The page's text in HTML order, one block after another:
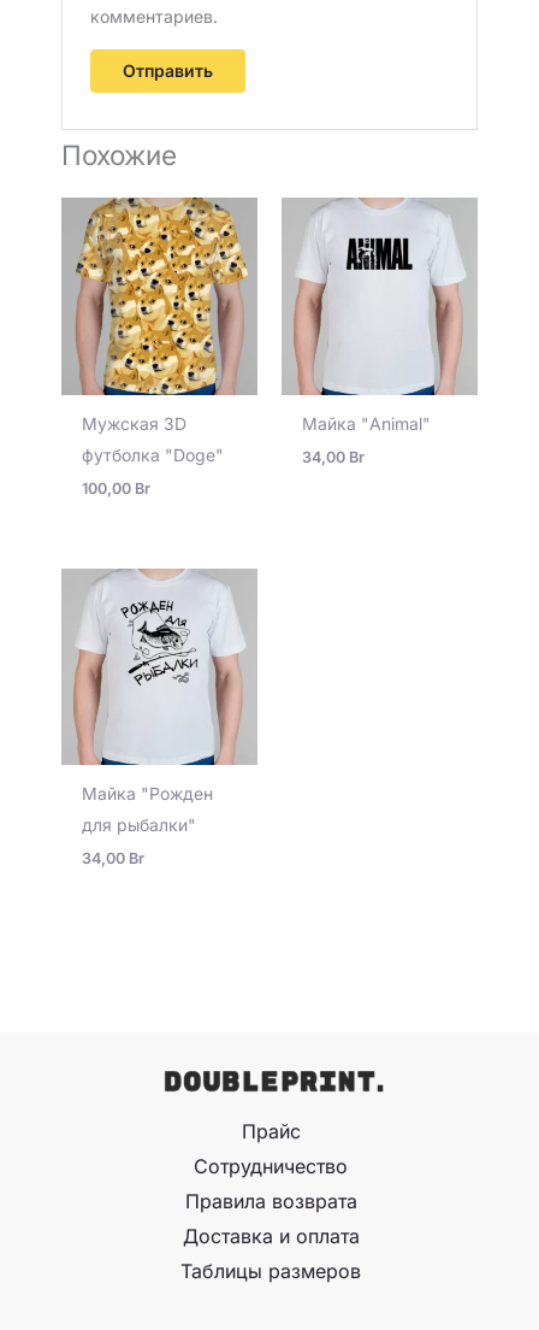
комментариев.
Похожие
Мужская 3D
футболка "Doge"
100,00 Br
Майка "Animal"
34,00 Br
Майка "Рожден
для рыбалки"
34,00 Br
Прайс
Сотрудничество
Правила возврата
Доставка и оплата
Таблицы размеров